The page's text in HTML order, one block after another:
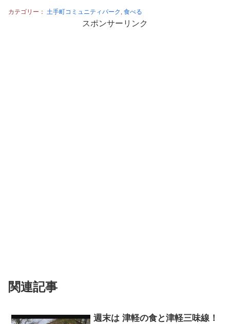
カテゴリー： 土手町コミュニティパーク , 食べる
スポンサーリンク
関連記事
週末は 津軽の食と津軽三味線！